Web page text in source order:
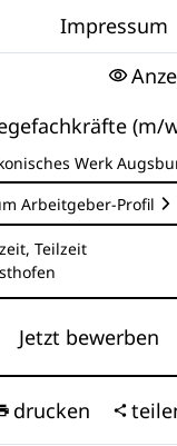
Impressum
(m/
Werk
Arbeitgeber-Profil
Teilzeit
Jetzt bewerben
drucken